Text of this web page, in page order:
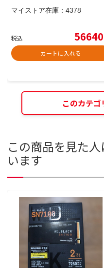
マイストア在庫： 4378
税込 56640
カートに入れる
このカテ
この商品を見た
います